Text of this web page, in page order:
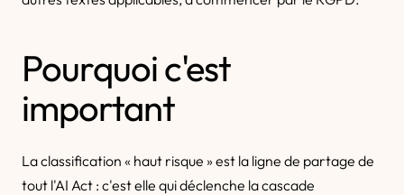
Pourquoi c'est
important
La classification « haut risque » est la ligne de partage de
tout l'AI Act : c'est elle qui déclenche la cascade